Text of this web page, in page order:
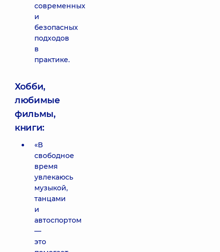
современных
и
безопасных
подходов
в
практике.
Хобби,
любимые
фильмы,
книги:
«В
свободное
время
увлекаюсь
музыкой,
танцами
и
автоспортом
—
это